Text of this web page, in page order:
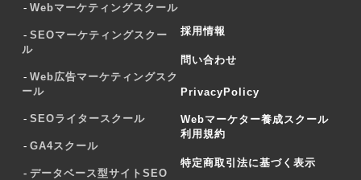
Webマーケティングスクール
SEOマーケティングスクー
ル
Web広告マーケティングスク
ール
SEOライタースクール
GA4スクール
データベース型サイトSEO
採用情報
問い合わせ
PrivacyPolicy
Webマーケター養成スクール
利用規約
特定商取引法に基づく表示